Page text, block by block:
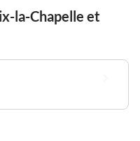
la-Chapelle et